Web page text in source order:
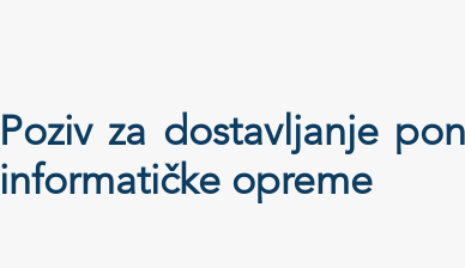
​Poziv za dostavljanje
informatičke opreme